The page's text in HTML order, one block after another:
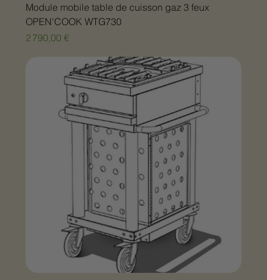
Module mobile table de cuisson gaz 3 feux
OPEN'COOK WTG730
Prix
2 790,00 €